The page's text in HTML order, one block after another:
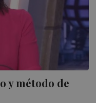
y método de